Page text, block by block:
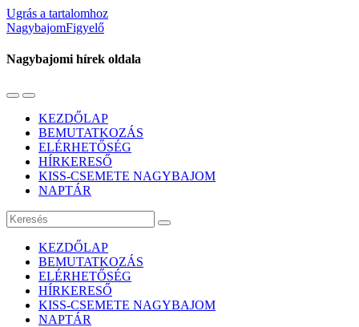
Ugrás a tartalomhoz
NagybajomFigyelő
Nagybajomi hírek oldala
Váltás
mobil
menüre
Használja
keresés
mezőt
KEZDŐLAP
BEMUTATKOZÁS
ELÉRHETŐSÉG
HÍRKERESŐ
KISS-CSEMETE NAGYBAJOM
NAPTÁR
Keresés
KEZDŐLAP
BEMUTATKOZÁS
ELÉRHETŐSÉG
HÍRKERESŐ
KISS-CSEMETE NAGYBAJOM
NAPTÁR